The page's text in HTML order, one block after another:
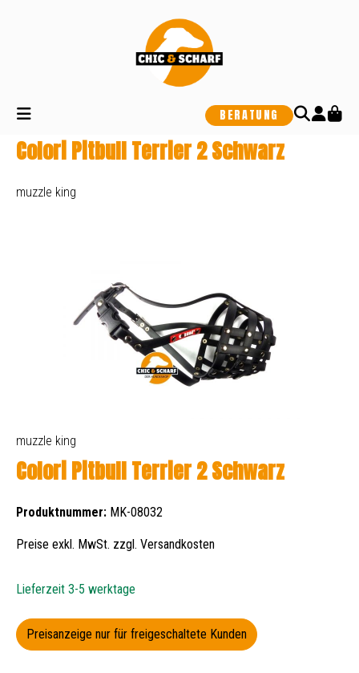
BERATUNG
Colori Pitbull Terrier 2 Schwarz
muzzle king
muzzle king
Colori Pitbull Terrier 2 Schwarz
Produktnummer: MK-08032
Preise exkl. MwSt. zzgl. Versandkosten
Lieferzeit 3-5 werktage
Preisanzeige nur für freigeschaltete Kunden